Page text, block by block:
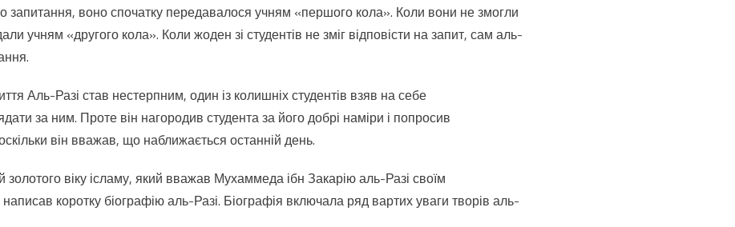
запитання, воно спочатку передавалося учням «першого кола». Коли вони не змогли
учням «другого кола». Коли жоден зі студентів не зміг відповісти на запит, сам аль-
Аль-Разі став нестерпним, один із колишніх студентів взяв на себе
за ним. Проте він нагородив студента за його добрі наміри і попросив
він вважав, що наближається останній день.
золотого віку ісламу, який вважав Мухаммеда ібн Закарію аль-Разі своїм
коротку біографію аль-Разі. Біографія включала ряд вартих уваги творів аль-